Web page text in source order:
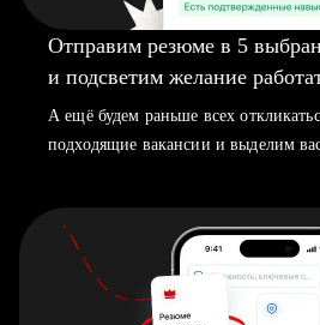
Отправим резюме в 5
и подсветим желание
А ещё будем раньше всех
подходящие вакансии и выделим